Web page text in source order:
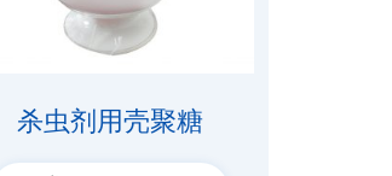
杀虫剂用壳聚糖